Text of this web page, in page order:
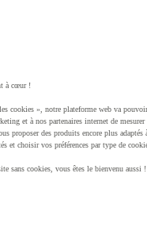
panier :
à cœur !
cookies », notre plateforme web va
et à nos partenaires internet de
proposer des produits encore plus
et choisir vos préférences par type de
sans cookies, vous êtes le bienvenu